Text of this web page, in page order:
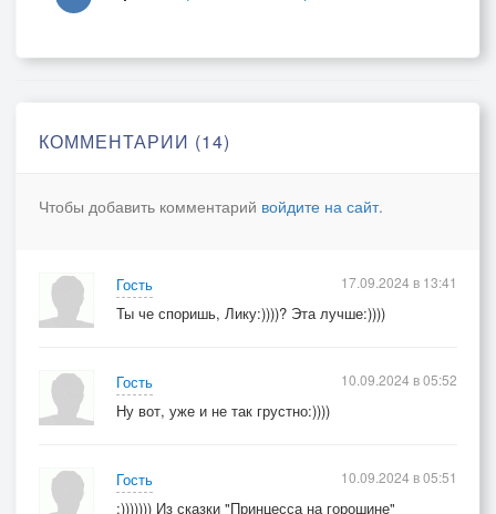
КОММЕНТАРИИ (14)
Чтобы добавить комментарий войдите на сайт.
Гость
Ты че споришь, Лику:))))? Эта лучше:))))
17.09.2024 в 13:41
Гость
Ну вот, уже и не так грустно:))))
10.09.2024 в 05:52
Гость
:))))))) Из сказки "Принцесса на горошине"
10.09.2024 в 05:51